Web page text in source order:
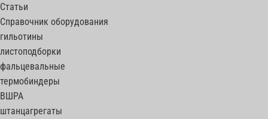
Статьи
Справочник оборудования
гильотины
листоподборки
фальцевальные
термобиндеры
ВШРА
штанцагрегаты